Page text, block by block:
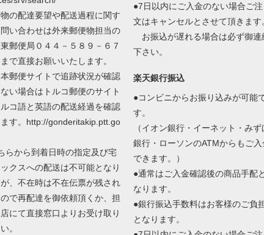
の配達要望や配送過程に関す
い合わせは外来郵便物担当の
東郵便局０４４－５８９－６７
で直接お願いいたします。
郵便サイトで追跡状況が確認
い場合はトルコ郵便のサイト
コ語と英語の配送経過を確認
す。http://gonderitakip.ptt.go
らから到着日時の指定及び宅
クスへの配送は不可能となり
が、不在時は不在伝票が残され
ので再配達を御依頼頂くか、担
にて直接窓口よりお受け取り
。
●7日以内にご入金のない場合ご注
文はキャンセルとさせて頂きます
お振込が遅れる場合は必ず御連
下さい。
楽天銀行振込
●コンビニからお振り込みが可能
す。
（イオン銀行・イーネット・みず
銀行・ローソンのATMからもご入
できます。）
●通常はご入金確認後の商品手配
なります。
●銀行振込手数料はお客様のご負
となります。